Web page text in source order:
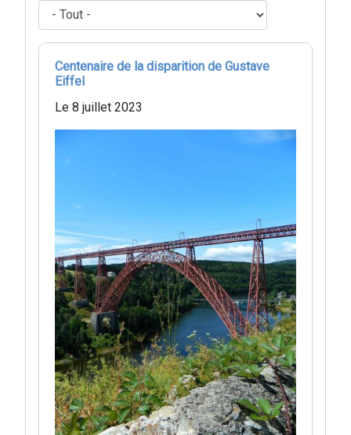
Centenaire de la disparition de Gustave
Eiffel
Le 8 juillet 2023